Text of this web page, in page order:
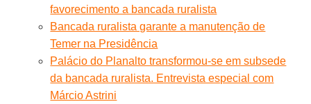
favorecimento a bancada ruralista
Bancada ruralista garante a manutenção de
Temer na Presidência
Palácio do Planalto transformou-se em subsede
da bancada ruralista. Entrevista especial com
Márcio Astrini